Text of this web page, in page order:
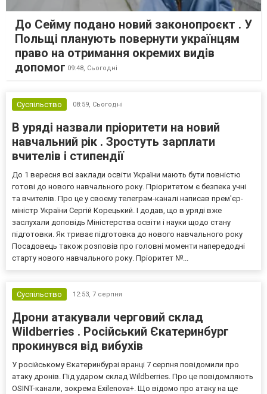
До Сейму подано новий законопроєкт . У
Польщі планують повернути українцям
право на отримання окремих видів
допомог 09:48, Сьогодні
Суспільство 08:59, Сьогодні
В уряді назвали пріоритети на новий
навчальний рік . Зростуть зарплати
вчителів і стипендії
До 1 вересня всі заклади освіти України мають бути повністю
готові до нового навчального року. Пріоритетом є безпека учні
та вчителів. Про це у своєму телеграм-каналі написав прем'єр-
міністр України Сергій Корецький. І додав, що в уряді вже
заслухали доповідь Міністерства освіти і науки щодо стану
підготовки. Як триває підготовка до нового навчального року
Посадовець також розповів про головні моменти напередодні
старту нового навчального року. Пріоритет №...
Суспільство 12:53, 7 серпня
Дрони атакували черговий склад
Wildberries . Російський Єкатеринбург
прокинувся від вибухів
У російському Єкатеринбурзі вранці 7 серпня повідомили про
атаку дронів. Під ударом склад Wildberries. Про це повідомляють
OSINT-канали, зокрема Exilenova+. Що відомо про атаку на ще